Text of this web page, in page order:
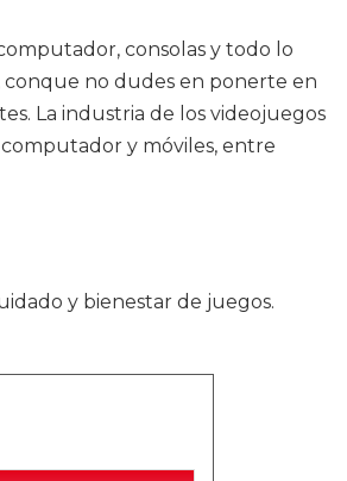
consolas y todo lo
conque no dudes en ponerte en
La industria de los videojuegos
y móviles, entre
y bienestar de juegos.